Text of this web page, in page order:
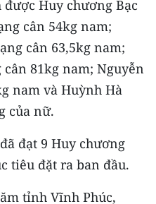
Huy chương Bạc
cân 54kg nam;
cân 63,5kg nam;
81kg nam; Nguyễn
nam và Huỳnh Hà
của nữ.
đạt 9 Huy chương
tiêu đặt ra ban đầu.
tỉnh Vĩnh Phúc,